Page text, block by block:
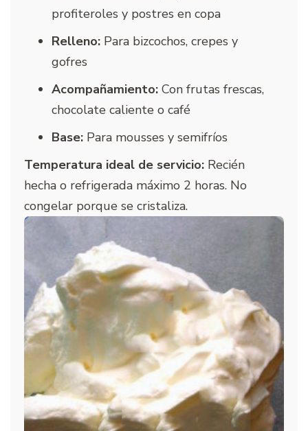
profiteroles y postres en copa
Relleno: Para bizcochos, crepes y
gofres
Acompañamiento: Con frutas frescas,
chocolate caliente o café
Base: Para mousses y semifríos
Temperatura ideal de servicio: Recién
hecha o refrigerada máximo 2 horas. No
congelar porque se cristaliza.